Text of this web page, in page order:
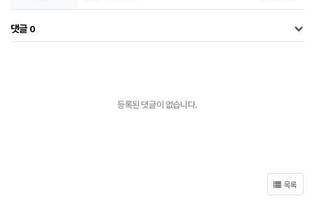
댓글 0
등록된 댓글이 없습니다.
목록